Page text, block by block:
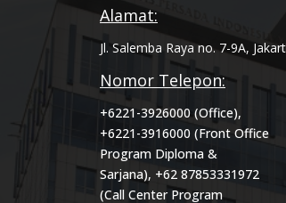
Alamat:
Jl. Salemba Raya no. 7-9A,
Nomor Telepon:
+6221-3926000 (Office),
+6221-3916000 (Front Office
Program Diploma &
Sarjana), +62 87853331972
(Call Center Program